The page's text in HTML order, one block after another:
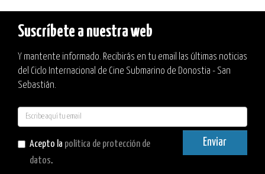
Suscríbete a nuestra web
Y mantente informado. Recibirás en tu email las últimas noticias
del Ciclo Internacional de Cine Submarino de Donostia - San
Sebastián.
Acepto la política de protección de
datos.
Enviar